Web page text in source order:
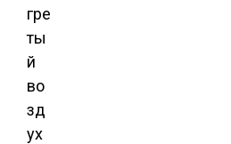
гре
ты
й
во
зд
ух